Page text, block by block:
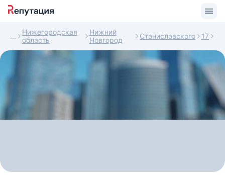
Нижегородская
область
Нижний
Новгород
Станиславского 17